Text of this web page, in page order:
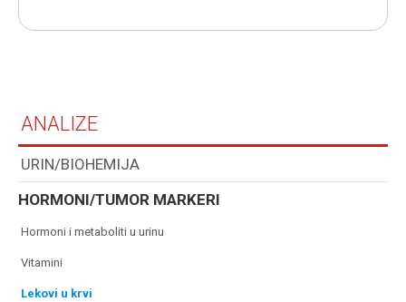
ANALIZE
URIN/BIOHEMIJA
HORMONI/TUMOR MARKERI
hormoni i metaboliti u urinu
vitamini
lekovi u krvi